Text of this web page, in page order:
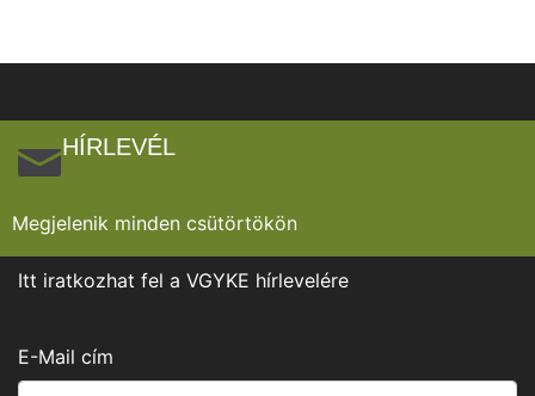
HÍRLEVÉL
Megjelenik minden csütörtökön
Itt iratkozhat fel a VGYKE hírlevelére
E-Mail cím